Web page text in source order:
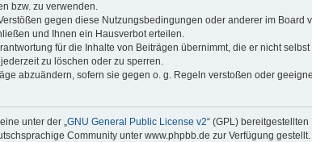
bzw. zu verwenden.
gegen diese Nutzungsbedingungen oder anderer im
und Ihnen ein Hausverbot erteilen.
für die Inhalte von Beiträgen übernimmt, die er nicht
zu löschen oder zu sperren.
abzuändern, sofern sie gegen o. g. Regeln verstoßen oder
unter der „ GNU General Public License v2“ (GPL)
Community unter www.phpbb.de zur Verfügung